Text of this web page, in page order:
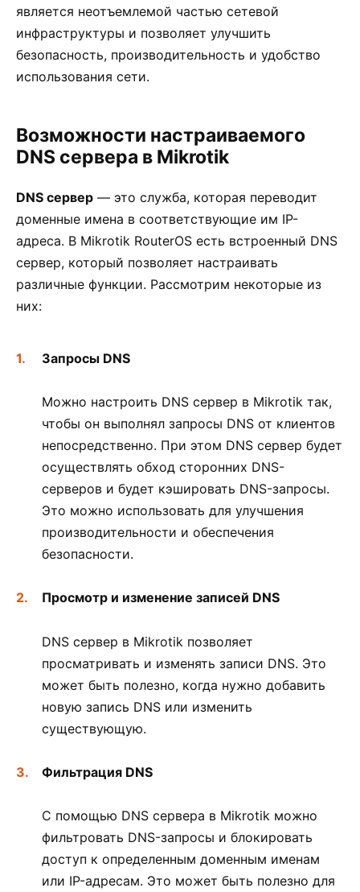
является неотъемлемой частью сетевой
инфраструктуры и позволяет улучшить
безопасность, производительность и удобство
использования сети.
Возможности настраиваемого
DNS сервера в Mikrotik
DNS сервер — это служба, которая переводит
доменные имена в соответствующие им IP-
адреса. В Mikrotik RouterOS есть встроенный DNS
сервер, который позволяет настраивать
различные функции. Рассмотрим некоторые из
них:
Запросы DNS
Можно настроить DNS сервер в Mikrotik так,
чтобы он выполнял запросы DNS от клиентов
непосредственно. При этом DNS сервер будет
осуществлять обход сторонних DNS-
серверов и будет кэшировать DNS-запросы.
Это можно использовать для улучшения
производительности и обеспечения
безопасности.
Просмотр и изменение записей DNS
DNS сервер в Mikrotik позволяет
просматривать и изменять записи DNS. Это
может быть полезно, когда нужно добавить
новую запись DNS или изменить
существующую.
Фильтрация DNS
С помощью DNS сервера в Mikrotik можно
фильтровать DNS-запросы и блокировать
доступ к определенным доменным именам
или IP-адресам. Это может быть полезно для